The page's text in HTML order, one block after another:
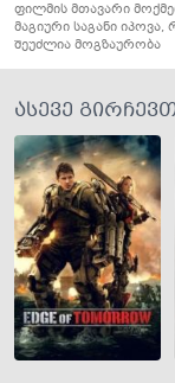
ფილმის მთავარი
მაგიური საგანი
შეუძლია მოგზაურობა
ასევე